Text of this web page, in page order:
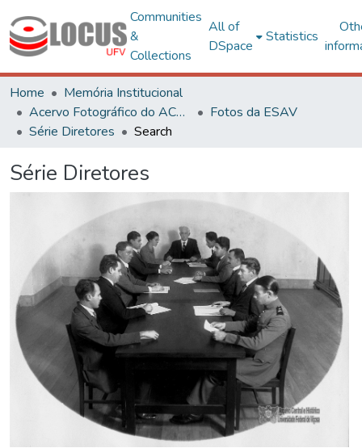
Communities
&
Collections
All of
DSpace
Statistics
Home
Memória Institucional
Acervo Fotográfico do ACH-UFV
Fotos da ESAV
Série Diretores
Search
Série Diretores